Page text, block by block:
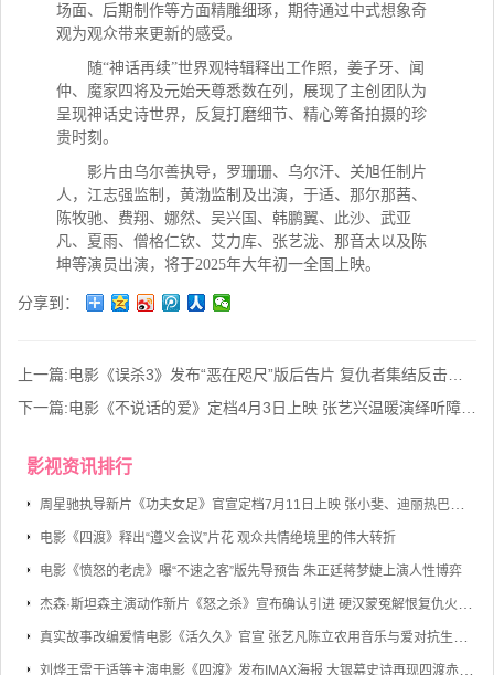
场面、后期制作等方面精雕细琢，期待通过中式想象奇
观为观众带来更新的感受。
随“神话再续”世界观特辑释出工作照，姜子牙、闻
仲、魔家四将及元始天尊悉数在列，展现了主创团队为
呈现神话史诗世界，反复打磨细节、精心筹备拍摄的珍
贵时刻。
影片由乌尔善执导，罗珊珊、乌尔汗、关旭任制片
人，江志强监制，黄渤监制及出演，于适、那尔那茜、
陈牧驰、费翔、娜然、吴兴国、韩鹏翼、此沙、武亚
凡、夏雨、僧格仁钦、艾力库、张艺泷、那音太以及陈
坤等演员出演，将于2025年大年初一全国上映。
分享到：
上一篇:电影《误杀3》发布“恶在咫尺”版后告片 复仇者集结反击罪恶黑产
下一篇:电影《不说话的爱》定档4月3日上映 张艺兴温暖演绎听障爸爸带娃
影视资讯排行
电影《四渡》释出“遵义会议”片花 观众共情绝境里的伟大转折
电影《愤怒的老虎》曝“不速之客”版先导预告 朱正廷蒋梦婕上演人性博弈